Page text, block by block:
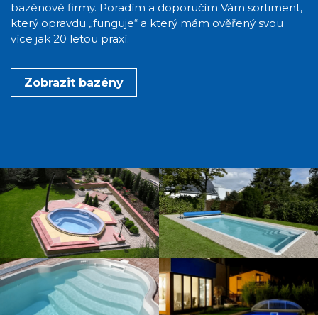
bazénové firmy. Poradím a doporučím Vám sortiment,
který opravdu „funguje“ a který mám ověřený svou
více jak 20 letou praxí.
Zobrazit bazény